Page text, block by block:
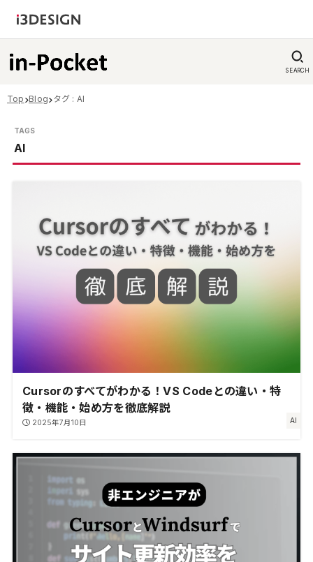
SEARCH
Top Blog タグ : AI
AI
AI
Cursorのすべてがわかる！VS Codeとの違い・特
徴・機能・始め方を徹底解説
2025年7月10日